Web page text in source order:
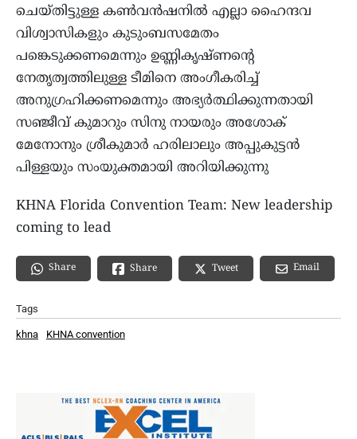
ചെയ്തിട്ടുള്ള കൺവൻഷനിൽ എല്ലാ ഹൈന്ദവ
വിശ്വാസികളും കുടുംബസമേതം
പങ്കെടുക്കണമെന്നും ഉണ്ണികൃഷ്ണന്റെ
നേതൃത്വത്തിലുള്ള ടീമിനെ അംഗീകരിച്ച്
അനുഗ്രഹിക്കണമെന്നും അഭ്യർത്ഥിക്കുന്നതായി
സഞ്ജീവ് കുമാറും സിനു നായരും അശോക്
മേനോനും ശ്രീകുമാർ ഹരിലാലും അപ്പുകുട്ടൻ
പിള്ളയും സംയുക്തമായി അറിയിക്കുന്നു
KHNA Florida Convention Team: New leadership
coming to lead
Share Share Tweet Email
Tags
khna KHNA convention